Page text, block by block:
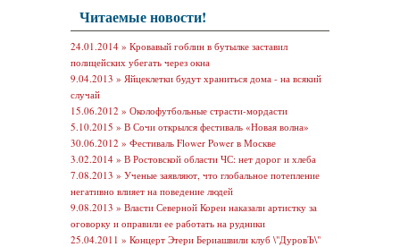
Читаемые новости!
24.01.2014 » Кровавый гоблин в бутылке заставил
полицейских убегать через окна
9.04.2013 » Яйцеклетки будут храниться дома - на всякий
случай
15.06.2012 » Околофутбольные страсти-мордасти
5.10.2015 » В Сочи открылся фестиваль «Новая волна»
30.06.2012 » Фестиваль Flower Power в Москве
3.02.2014 » В Ростовской области ЧС: нет дорог и хлеба
7.08.2013 » Ученые заявляют, что глобальное потепление
негативно влияет на поведение людей
9.08.2013 » Власти Северной Кореи наказали артистку за
оговорку и оправили ее работать на рудники
25.04.2011 » Концерт Этери Бериашвили клуб \"ДуровЪ\"